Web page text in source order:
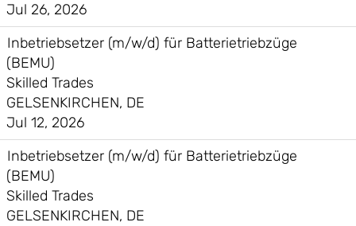
Jul 26, 2026
Inbetriebsetzer (m/w/d) für Batterietriebzüge
(BEMU)
Skilled Trades
GELSENKIRCHEN, DE
Jul 12, 2026
Inbetriebsetzer (m/w/d) für Batterietriebzüge
(BEMU)
Skilled Trades
GELSENKIRCHEN, DE